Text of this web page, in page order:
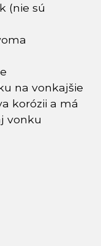
(nie sú
na vonkajšie
korózii a má
vonku